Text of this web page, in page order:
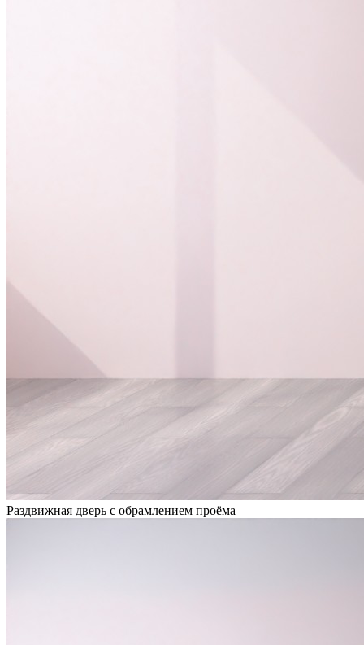
Раздвижная дверь с обрамлением проёма